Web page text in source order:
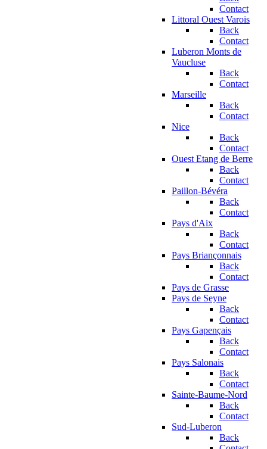
Contact
Littoral Ouest Varois
Back
Contact
Luberon Monts de
Vaucluse
Back
Contact
Marseille
Back
Contact
Nice
Back
Contact
Ouest Etang de Berre
Back
Contact
Paillon-Bévéra
Back
Contact
Pays d'Aix
Back
Contact
Pays Briançonnais
Back
Contact
Pays de Grasse
Pays de Seyne
Back
Contact
Pays Gapençais
Back
Contact
Pays Salonais
Back
Contact
Sainte-Baume-Nord
Back
Contact
Sud-Luberon
Back